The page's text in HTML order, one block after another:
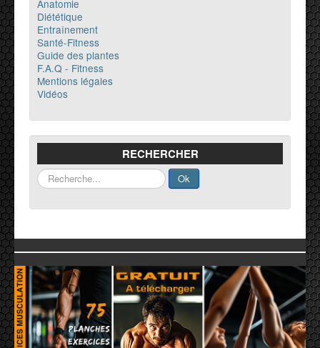
Anatomie
Diététique
Entraînement
Santé-Fitness
Guide des plantes
F.A.Q - Fitness
Mentions légales
Vidéos
RECHERCHER
Rechercher Ok